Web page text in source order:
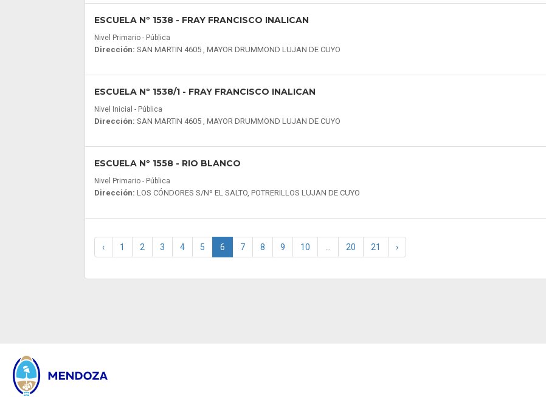
ESCUELA Nº 1538- FRAY FRANCISCO INALICAN
Nivel Primario - Pública
Dirección: SAN MARTIN 4605 , MAYOR DRUMMOND LUJAN DE CUYO
ESCUELA Nº 1538/1- FRAY FRANCISCO INALICAN
Nivel Inicial - Pública
Dirección: SAN MARTIN 4605 , MAYOR DRUMMOND LUJAN DE CUYO
ESCUELA Nº 1558- RIO BLANCO
Nivel Primario - Pública
Dirección: LOS CÓNDORES S/Nº EL SALTO, POTRERILLOS LUJAN DE CUYO
‹ 1 2 3 4 5 6 7 8 9 10 20 21 ›